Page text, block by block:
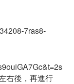
7ras8-
右後，再進行